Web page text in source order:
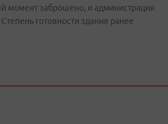
момент заброшено, и администрация
готовности здания ранее